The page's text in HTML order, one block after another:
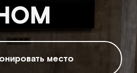
место